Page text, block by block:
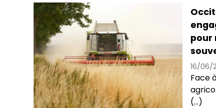
pour
16/06/
Face
(...)